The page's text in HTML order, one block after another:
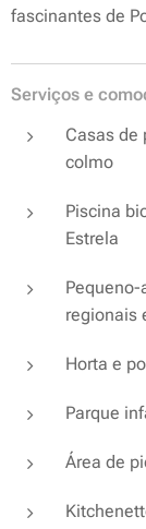
fascinantes de
Serviços e
Casas de
colmo
Piscina
Estrela
regionais
Horta e
Parque
Área de